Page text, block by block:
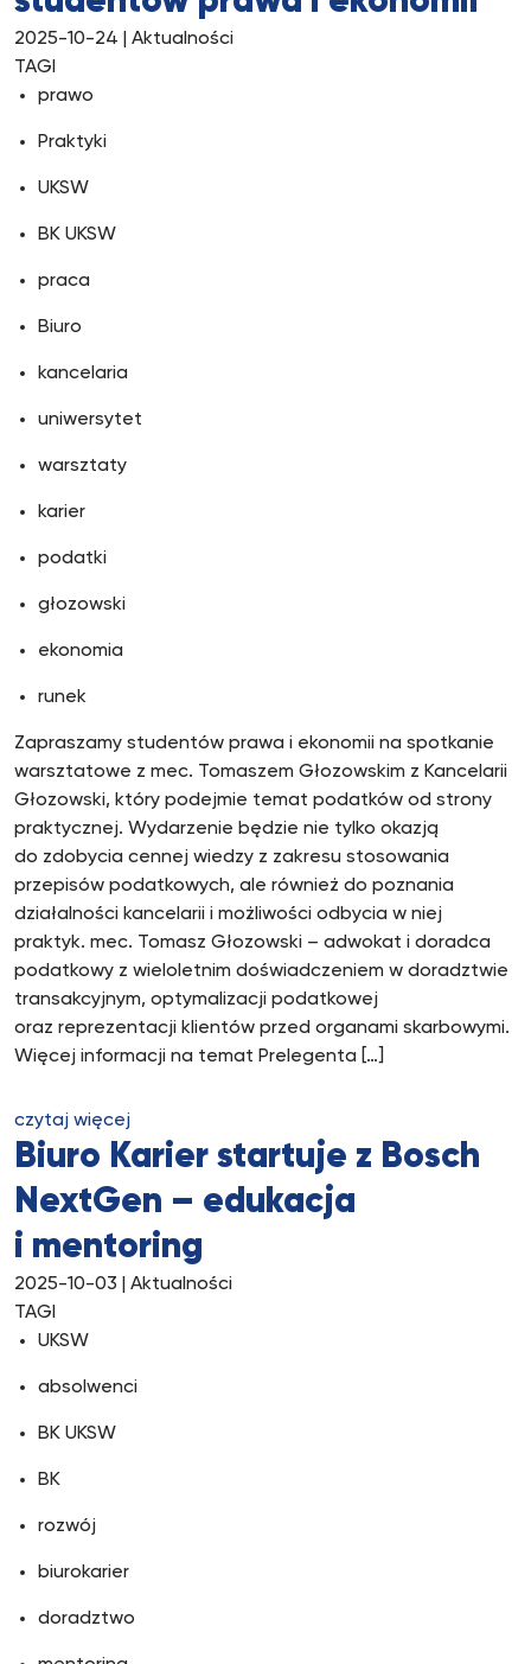
2025-10-24 | Aktualności
TAGI
prawo
Praktyki
UKSW
BK UKSW
praca
Biuro
kancelaria
uniwersytet
warsztaty
karier
podatki
głozowski
ekonomia
runek
Zapraszamy studentów prawa i ekonomii na spotkanie
warsztatowe z mec. Tomaszem Głozowskim z Kancelarii
Głozowski, który podejmie temat podatków od strony
praktycznej. Wydarzenie będzie nie tylko okazją
do zdobycia cennej wiedzy z zakresu stosowania
przepisów podatkowych, ale również do poznania
działalności kancelarii i możliwości odbycia w niej
praktyk. mec. Tomasz Głozowski – adwokat i doradca
podatkowy z wieloletnim doświadczeniem w doradztwie
transakcyjnym, optymalizacji podatkowej
oraz reprezentacji klientów przed organami skarbowymi.
Więcej informacji na temat Prelegenta […]
czytaj więcej
Biuro Karier startuje z Bosch
NextGen – edukacja
i mentoring
2025-10-03 | Aktualności
TAGI
UKSW
absolwenci
BK UKSW
BK
rozwój
biurokarier
doradztwo